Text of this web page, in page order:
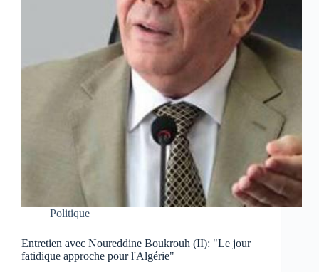
Politique
Entretien avec Noureddine Boukrouh (II): "Le jour
fatidique approche pour l'Algérie"